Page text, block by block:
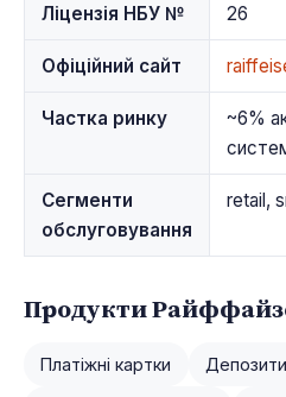
Ліцензія НБУ № 26
Офіційний сайт
Частка ринку
~6%
Сегменти
обслуговування
retail,
Продукти
Платіжні картки Депозити